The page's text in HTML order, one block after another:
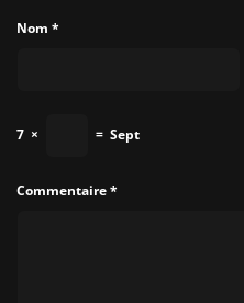
Nom *
7 × = Sept
Commentaire*